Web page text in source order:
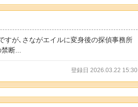
すが､さながエイルに変身後の探偵事務所
断...
登録日 2026.03.22 15:30